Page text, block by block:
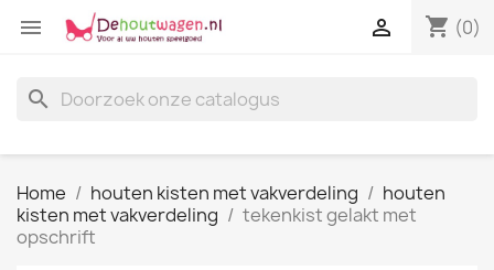
 shopping_cart (0)

search
Home houten kisten met vakverdeling
houten
kisten met vakverdeling
tekenkist gelakt met
opschrift